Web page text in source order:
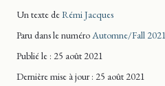
Un texte deRémi Jacques
Paru dans le numéroAutomne/Fall 2021
Publié le : 25 août 2021
Dernière mise à jour: 25 août 2021